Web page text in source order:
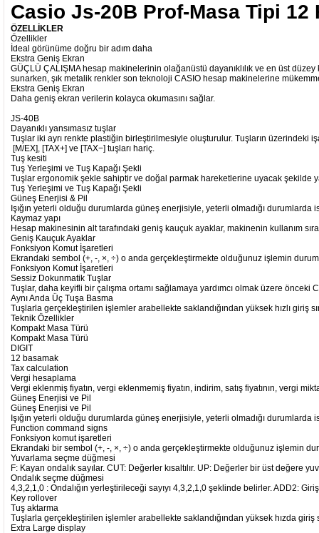
Casio Js-20B Prof-Masa Tipi 12
ÖZELLİKLER
Özellikler
İdeal görünüme doğru bir adım daha
Ekstra Geniş Ekran
GÜÇLÜ ÇALIŞMA hesap makinelerinin olağanüstü dayanıklılık ve en üst
sunarken, şık metalik renkler son teknoloji CASIO hesap makinelerine
Ekstra Geniş Ekran
Daha geniş ekran verilerin kolayca okumasını sağlar.
JS-40B
Dayanıklı yansımasız tuşlar
Tuşlar iki ayrı renkte plastiğin birleştirilmesiyle oluşturulur. Tuşların üzerindeki
[M/EX], [TAX+] ve [TAX−] tuşları hariç.
Tuş kesiti
Tuş Yerleşimi ve Tuş Kapağı Şekli
Tuşlar ergonomik şekle sahiptir ve doğal parmak hareketlerine uyacak şekilde
Tuş Yerleşimi ve Tuş Kapağı Şekli
Güneş Enerjisi & Pil
Işığın yeterli olduğu durumlarda güneş enerjisiyle, yeterli olmadığı durumlarda
Kaymaz yapı
Hesap makinesinin alt tarafındaki geniş kauçuk ayaklar, makinenin kullanım
Geniş Kauçuk Ayaklar
Fonksiyon Komut İşaretleri
Ekrandaki sembol (+, -, ×, ÷) o anda gerçekleştirmekte olduğunuz işlemin
Fonksiyon Komut İşaretleri
Sessiz Dokunmatik Tuşlar
Tuşlar, daha keyifli bir çalışma ortamı sağlamaya yardımcı olmak üzere
Aynı Anda Üç Tuşa Basma
Tuşlarla gerçekleştirilen işlemler arabellekte saklandığından yüksek hızlı giriş
Teknik Özellikler
Kompakt Masa Türü
Kompakt Masa Türü
DIGIT
12 basamak
Tax calculation
Vergi hesaplama
Vergi eklenmiş fiyatın, vergi eklenmemiş fiyatın, indirim, satış fiyatının, vergi
Güneş Enerjisi ve Pil
Güneş Enerjisi ve Pil
Işığın yeterli olduğu durumlarda güneş enerjisiyle, yeterli olmadığı durumlarda
Function command signs
Fonksiyon komut işaretleri
Ekrandaki bir sembol (+, -, ×, ÷) o anda gerçekleştirmekte olduğunuz işlemin
Yuvarlama seçme düğmesi
F: Kayan ondalık sayılar. CUT: Değerler kısaltılır. UP: Değerler bir üst değere
Ondalık seçme düğmesi
4,3,2,1,0 : Ondalığın yerleştirileceği sayıyı 4,3,2,1,0 şeklinde belirler. ADD2:
Key rollover
Tuş aktarma
Tuşlarla gerçekleştirilen işlemler arabellekte saklandığından yüksek hızda giriş
Extra Large display